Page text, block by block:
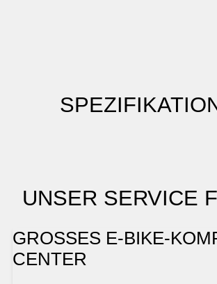
UNSER SERVICE
GROSSES E-BIKE-
CENTER